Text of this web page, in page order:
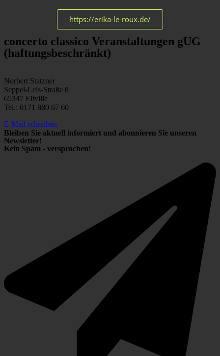
https://erika-le-roux.de/
concerto classico Veranstaltungen gUG
(haftungsbeschränkt)
Norbert Statzner
Seppel-Leis-Straße 8
65347 Eltville
Tel.: 0171 880 67 60
E-Mail schreiben
Bleiben Sie aktuell informiert und abonnieren Sie unseren
Newsletter!
Kein Spam - versprochen!